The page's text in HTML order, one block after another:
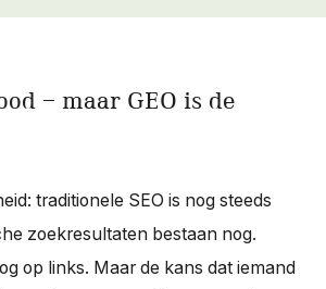
— maar GEO is de
traditionele SEO is nog steeds
zoekresultaten bestaan nog.
op links. Maar de kans dat iemand